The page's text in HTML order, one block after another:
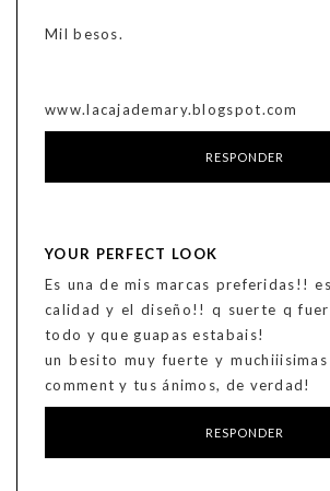
Mil besos.
www.lacajademary.blogspot.com
RESPONDER
YOUR PERFECT LOOK
Es una de mis marcas preferidas!!
calidad y el diseño!! q suerte q
todo y que guapas estabais!
un besito muy fuerte y
comment y tus ánimos, de verdad!
RESPONDER